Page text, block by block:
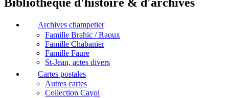
Archives champetier
Famille Brahic / Raoux
Famille Chabanier
Famille Faure
St-Jean, actes divers
Cartes postales
Autres cartes
Collection Cayol